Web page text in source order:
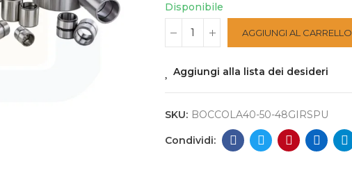
Disponibile
AGGIUNGI AL CARRELLO
Aggiungi alla lista dei desideri
SKU: BOCCOLA40-50-48GIRSPU